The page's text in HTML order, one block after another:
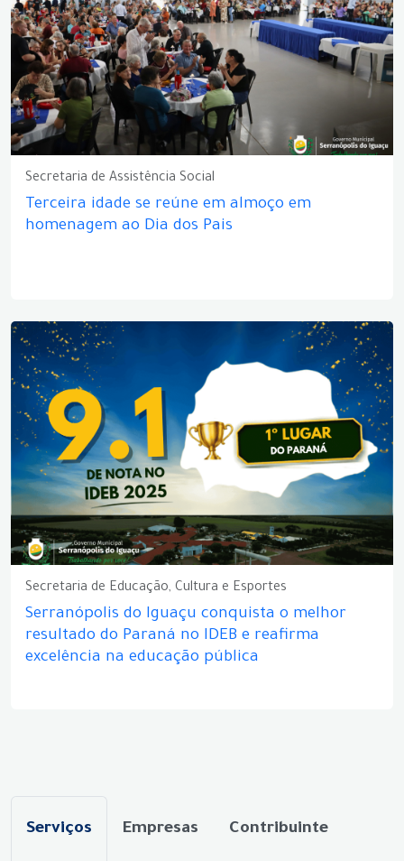
Secretaria de Assistência Social
Terceira idade se reúne em almoço em
homenagem ao Dia dos Pais
Secretaria de Educação, Cultura e Esportes
Serranópolis do Iguaçu conquista o melhor
resultado do Paraná no IDEB e reafirma
excelência na educação pública
Serviços Empresas Contribuinte